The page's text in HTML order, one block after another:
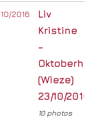
Liv
Kristine
–
(Wieze)
23/10/2016
10 photos